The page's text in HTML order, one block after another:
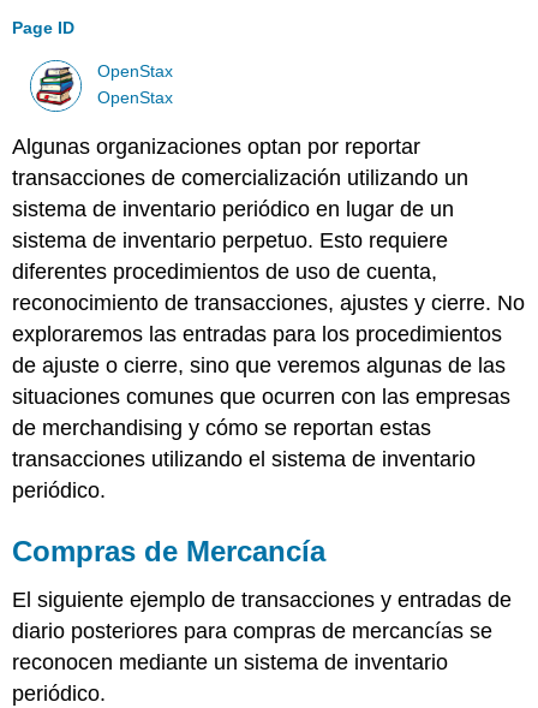
Page ID
OpenStax
OpenStax
Algunas organizaciones optan por reportar
transacciones de comercialización utilizando un
sistema de inventario periódico en lugar de un
sistema de inventario perpetuo. Esto requiere
diferentes procedimientos de uso de cuenta,
reconocimiento de transacciones, ajustes y cierre. No
exploraremos las entradas para los procedimientos
de ajuste o cierre, sino que veremos algunas de las
situaciones comunes que ocurren con las empresas
de merchandising y cómo se reportan estas
transacciones utilizando el sistema de inventario
periódico.
Compras de Mercancía
El siguiente ejemplo de transacciones y entradas de
diario posteriores para compras de mercancías se
reconocen mediante un sistema de inventario
periódico.